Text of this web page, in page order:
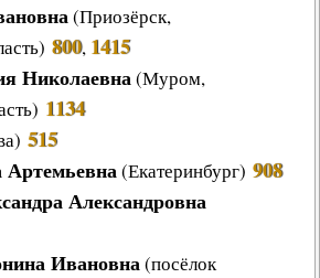
России»
с песней»
(Приозёрск,
800, 1415
Николаевна(Муром,
1134
) 515
(Екатеринбург) 908
Александровна
Ивановна(посёлок